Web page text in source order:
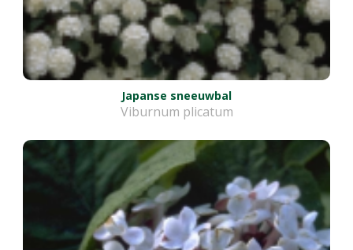
Japanse sneeuwbal
Viburnum plicatum